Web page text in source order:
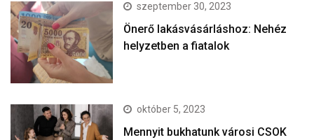
szeptember 30, 2023
Önerő lakásvásárláshoz: Nehéz
helyzetben a fiatalok
október 5, 2023
Mennyit bukhatunk városi CSOK